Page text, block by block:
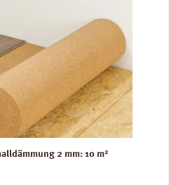
2 mm: 10 m²